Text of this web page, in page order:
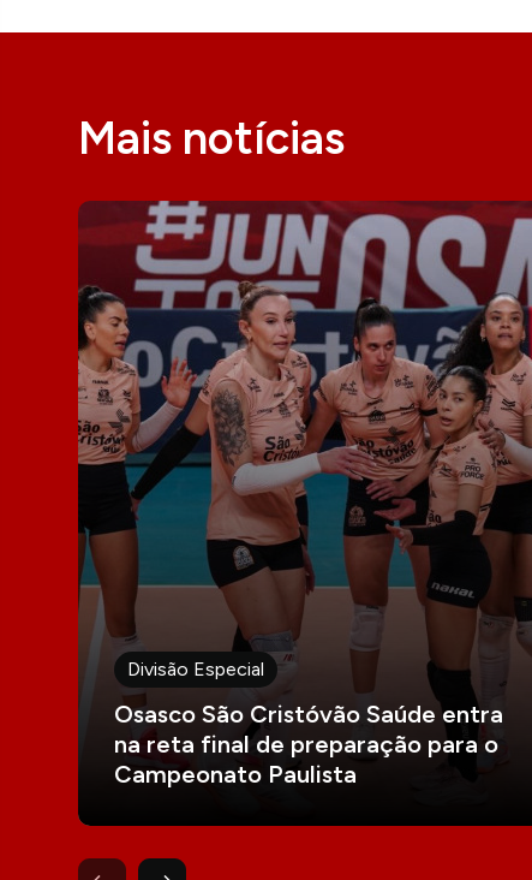
Mais notícias
Divisão Especial
Osasco São Cristóvão Saúde entra
na reta final de preparação para o
Campeonato Paulista